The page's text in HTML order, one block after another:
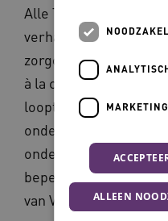
Alle Twinkels zijn
verhalen en kennis
zorgorganisaties in
à la carte (2019-
loopt het vervolg,
onderdeel van de
ondersteuning voor
beperking’,
van VWS.
ALLEEN